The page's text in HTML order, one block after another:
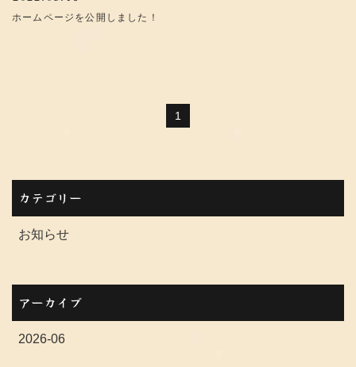
ホームページを公開しました！
1
カテゴリー
お知らせ
アーカイブ
2026-06